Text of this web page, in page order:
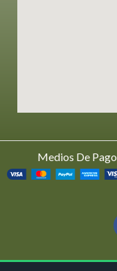
Medios De Pago